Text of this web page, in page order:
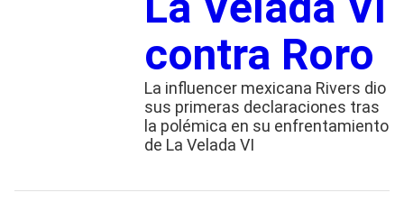
contra Roro
La influencer mexicana Rivers dio
sus primeras declaraciones tras
la polémica en su enfrentamiento
de La Velada VI